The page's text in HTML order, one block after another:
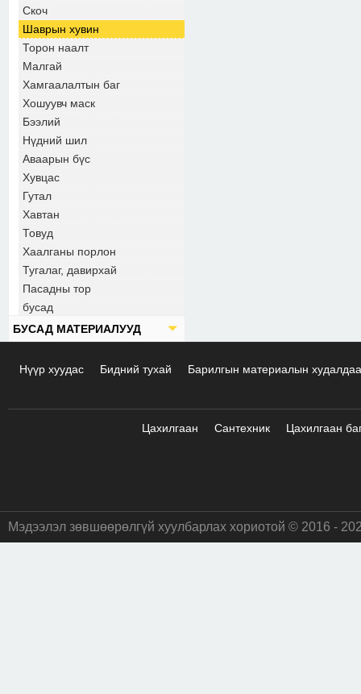
Скоч
Шаврын хувин
Торон наалт
Малгай
Хамгаалалтын баг
Хошуувч маск
Бээлий
Нүдний шил
Аваарын бүс
Хувцас
Гутал
Хавтан
Товуд
Хаалганы порлон
Тугалаг, давирхай
Пасадны тор
бусад
БУСАД МАТЕРИАЛУУД
Нүүр хуудас Бидний тухай Барилгын материалын
Цахилгаан Сантехник Цахилгаан
Мэдээлэл зөвшөөрөлгүй хуулбарлах хориотой © 2016 -